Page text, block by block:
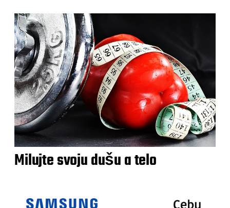
Milujte svoju dušu a telo